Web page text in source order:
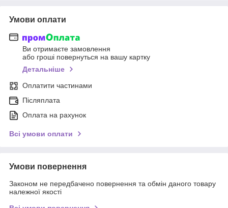
Умови оплати
Ви отримаєте замовлення
або гроші повернуться на вашу картку
Детальніше
Оплатити частинами
Післяплата
Оплата на рахунок
Всі умови оплати
Умови повернення
Законом не передбачено повернення та обмін даного товару
належної якості